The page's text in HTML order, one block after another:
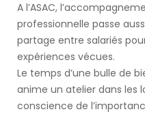
A l’ASAC,
professionnelle passe
partage entre salariés
expériences vécues.
Le temps d’une bulle de
anime un atelier dans les
conscience de